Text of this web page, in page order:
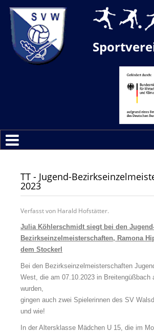
TT - Jugend-
2023
Verfasst von Harald Hofstätter.
Julia Köhlerschmidt siegt bei den
Bezirkseinzelmeisterschaften, Ramona
dem Stockerl
Bei den Bezirkseinzelmeisterschaften
West, die am 07.10.2023 in Breitengüßbach
wurden,
gingen auch zwei Spielerinnen des SV
und wie!
In der Altersklasse Mädchen U 15, die im